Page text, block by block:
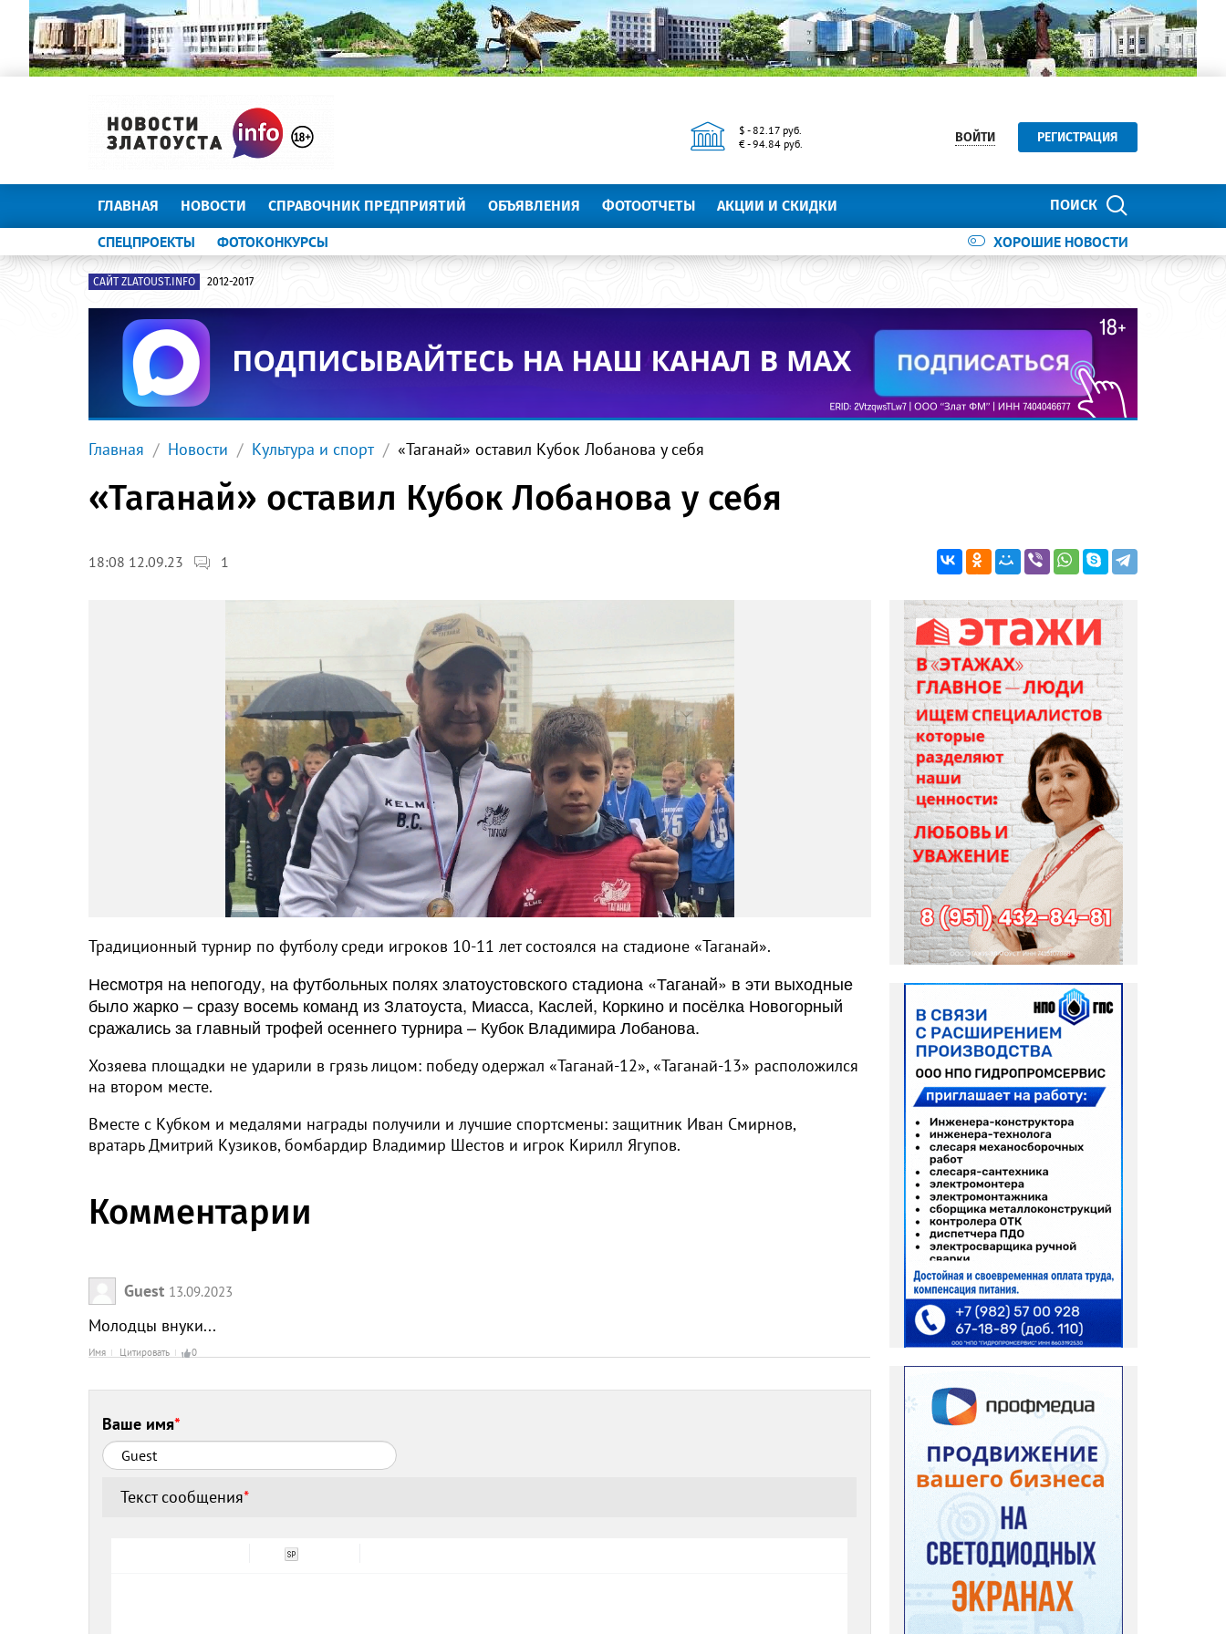
$ - 82.17 руб.
€ - 94.84 руб.
ВОЙТИ РЕГИСТРАЦИЯ
ПОИСК
ГЛАВНАЯ НОВОСТИ СПРАВОЧНИК ПРЕДПРИЯТИЙ ОБЪЯВЛЕНИЯ ФОТООТЧЕТЫ АКЦИИ И СКИДКИ
ХОРОШИЕ НОВОСТИ
СПЕЦПРОЕКТЫ ФОТОКОНКУРСЫ
САЙТ ZLATOUST.INFO 2012-2017
Главная Новости Культура и спорт «Таганай» оставил Кубок Лобанова у себя
«Таганай» оставил Кубок Лобанова у себя
18:08 12.09.23 1
Традиционный турнир по футболу среди игроков 10-11 лет состоялся на стадионе «Таганай».
Несмотря на непогоду, на футбольных полях златоустовского стадиона «Таганай» в эти выходные
было жарко – сразу восемь команд из Златоуста, Миасса, Каслей, Коркино и посёлка Новогорный
сражались за главный трофей осеннего турнира – Кубок Владимира Лобанова.
Хозяева площадки не ударили в грязь лицом: победу одержал «Таганай-12», «Таганай-13» расположился
на втором месте.
Вместе с Кубком и медалями награды получили и лучшие спортсмены: защитник Иван Смирнов,
вратарь Дмитрий Кузиков, бомбардир Владимир Шестов и игрок Кирилл Ягупов.
Комментарии
Guest 13.09.2023
Молодцы внуки...
Имя Цитировать 0
Ваше имя*
Текст сообщения*